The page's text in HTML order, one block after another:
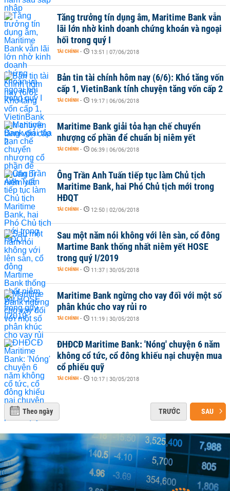
Tăng trưởng tín dụng âm, Maritime Bank vẫn
lãi lớn nhờ kinh doanh chứng khoán và ngoại
hối trong quý I
TÀI CHÍNH - 13:51 | 07/06/2018
Bản tin tài chính hôm nay (6/6): Khó tăng vốn
cấp 1, VietinBank tính chuyện tăng vốn cấp 2
TÀI CHÍNH - 19:17 | 06/06/2018
Maritime Bank giải tỏa hạn chế chuyển
nhượng cổ phần để chuẩn bị niêm yết
TÀI CHÍNH - 06:39 | 06/06/2018
Ông Trần Anh Tuấn tiếp tục làm Chủ tịch
Maritime Bank, hai Phó Chủ tịch mới trong
HĐQT
TÀI CHÍNH - 12:50 | 02/06/2018
Sau một năm nói không với lên sàn, cổ đông
Martime Bank thống nhất niêm yết HOSE
trong quý I/2019
TÀI CHÍNH - 11:37 | 30/05/2018
Maritime Bank ngừng cho vay đối với một số
phân khúc cho vay rủi ro
TÀI CHÍNH - 11:19 | 30/05/2018
ĐHĐCĐ Maritime Bank: 'Nóng' chuyện 6 năm
không cổ tức, cổ đông khiếu nại chuyện mua
cổ phiếu quỹ
TÀI CHÍNH - 10:17 | 30/05/2018
Theo ngày TRƯỚC SAU